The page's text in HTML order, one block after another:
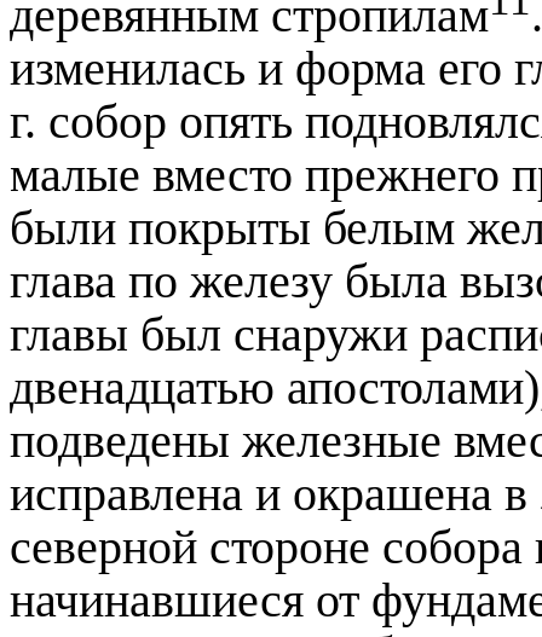
деревянным стропилам
изменилась и форма его
г. собор опять
малые вместо прежнего
были покрыты белым
глава по железу была
главы был снаружи
двенадцатью
подведены железные
исправлена и окрашена
северной стороне
начинавшиеся от